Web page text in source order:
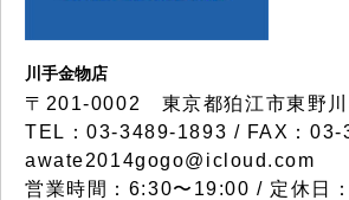
川手金物店
〒201-0002 東京都狛江市東野
TEL：03-3489-1893 / FAX：
awate2014gogo@icloud.com
営業時間：6:30〜19:00 / 定休日